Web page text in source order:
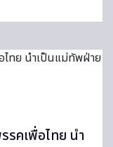
คเพื่อไทย นำ